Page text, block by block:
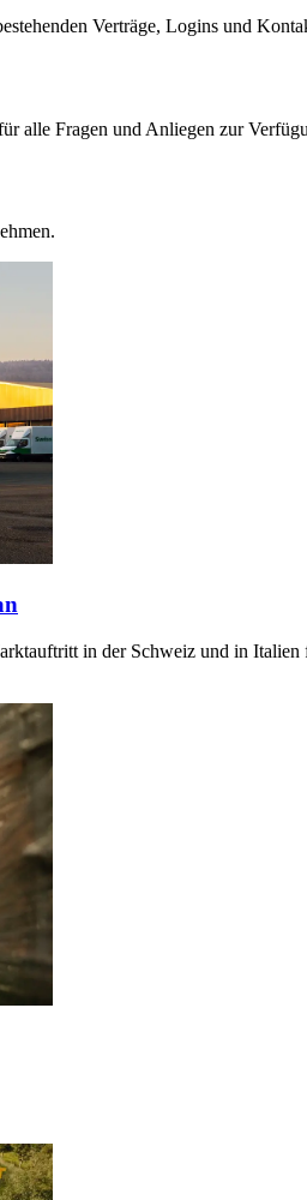
Verträge, Logins und
alle Fragen und Anliegen zur
in der Schweiz und in